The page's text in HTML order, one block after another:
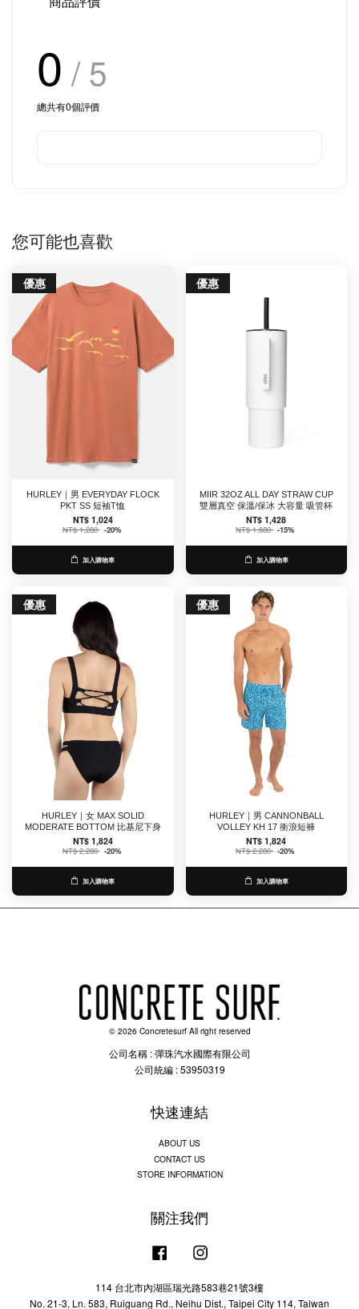
0 / 5
總共有0個評價
您可能也喜歡
優惠
HURLEY｜男 EVERYDAY FLOCK
PKT SS 短袖T恤
NT$ 1,024
NT$ 1,280 -20%
加入購物車
優惠
MIIR 32OZ ALL DAY STRAW CUP
雙層真空 保溫/保冰 大容量 吸管杯
NT$ 1,428
NT$ 1,680 -15%
加入購物車
優惠
HURLEY｜女 MAX SOLID
MODERATE BOTTOM 比基尼下身
NT$ 1,824
NT$ 2,280 -20%
加入購物車
優惠
HURLEY｜男 CANNONBALL
VOLLEY KH 17 衝浪短褲
NT$ 1,824
NT$ 2,280 -20%
加入購物車
© 2026 Concretesurf All right reserved
公司名稱 : 彈珠汽水國際有限公司
公司統編 : 53950319
快速連結
ABOUT US
CONTACT US
STORE INFORMATION
關注我們
Facebook
114 台北市內湖區瑞光路583巷21號3樓
No. 21-3, Ln. 583, Ruiguang Rd., Neihu Dist., Taipei City 114, Taiwan